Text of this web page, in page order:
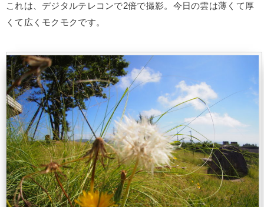
これは、デジタルテレコンで2倍で撮影。今日の雲は薄くて厚
くて広くモクモクです。